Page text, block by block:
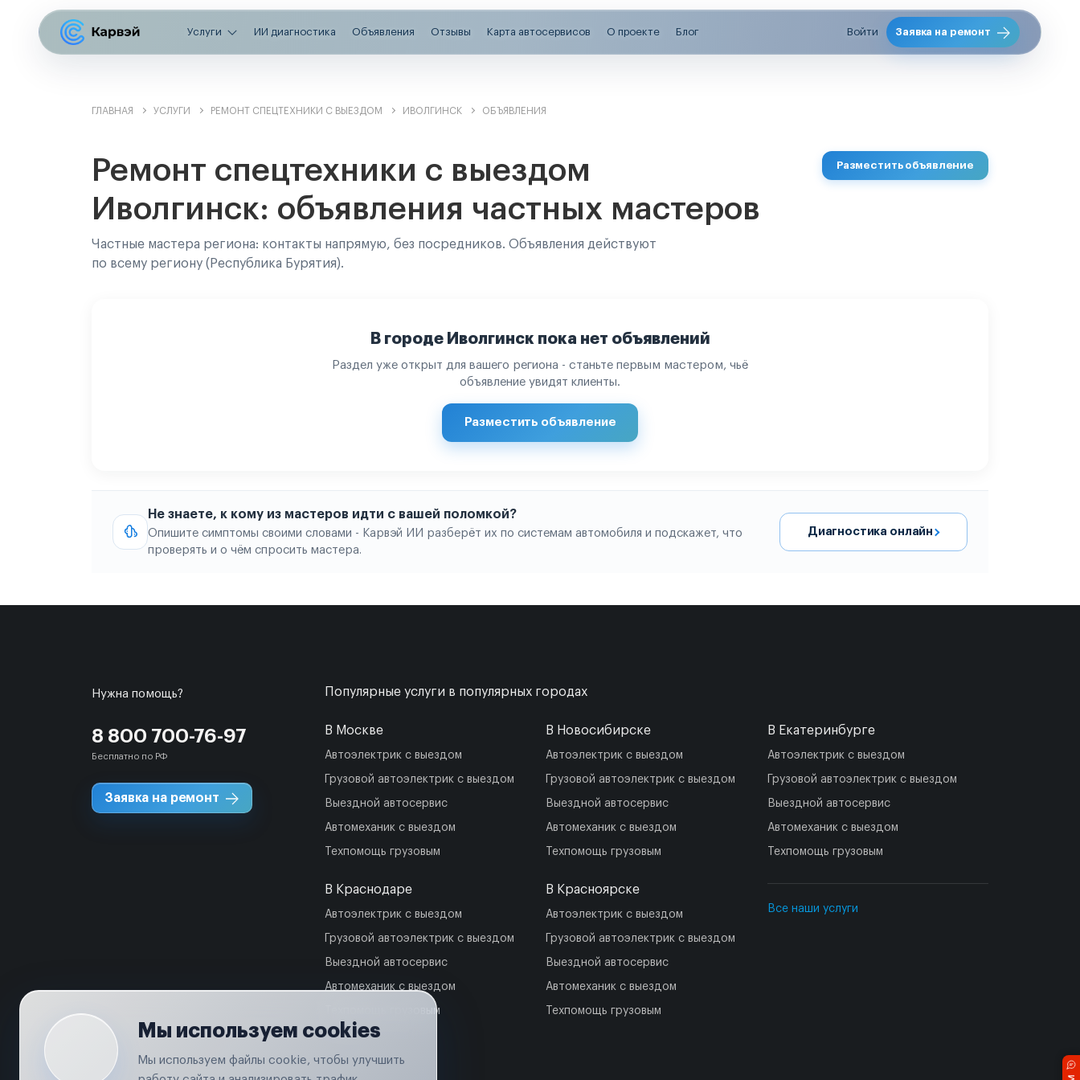
Услуги ИИ диагностика Объявления Отзывы Карта автосервисов О проекте Блог Войти Заявка на ремонт
ГЛАВНАЯ УСЛУГИ РЕМОНТ СПЕЦТЕХНИКИ С ВЫЕЗДОМ ИВОЛГИНСК ОБЪЯВЛЕНИЯ
Ремонт спецтехники с выездом
Иволгинск: объявления частных мастеров
Частные мастера региона: контакты напрямую, без посредников. Объявления действуют
по всему региону (Республика Бурятия).
Разместить объявление
В городе Иволгинск пока нет объявлений
Раздел уже открыт для вашего региона - станьте первым мастером, чьё
объявление увидят клиенты.
Разместить объявление
Не знаете, к кому из мастеров идти с вашей поломкой?
Опишите симптомы своими словами - Карвэй ИИ разберёт их по системам автомобиля и подскажет, что
проверять и о чём спросить мастера.
Диагностика онлайн
Нужна помощь?
8 800 700-76-97
Бесплатно по РФ
Заявка на ремонт
Популярные услуги в популярных городах
В Москве
Автоэлектрик с выездом
Грузовой автоэлектрик с выездом
Выездной автосервис
Автомеханик с выездом
Техпомощь грузовым
В Краснодаре
Автоэлектрик с выездом
Грузовой автоэлектрик с выездом
Выездной автосервис
Автомеханик с выездом
Техпомощь грузовым
В Новосибирске
Автоэлектрик с выездом
Грузовой автоэлектрик с выездом
Выездной автосервис
Автомеханик с выездом
Техпомощь грузовым
В Красноярске
Автоэлектрик с выездом
Грузовой автоэлектрик с выездом
Выездной автосервис
Автомеханик с выездом
Техпомощь грузовым
В Екатеринбурге
Автоэлектрик с выездом
Грузовой автоэлектрик с выездом
Выездной автосервис
Автомеханик с выездом
Техпомощь грузовым
Все наши услуги
Мы используем cookies
Мы используем файлы cookie, чтобы улучшить